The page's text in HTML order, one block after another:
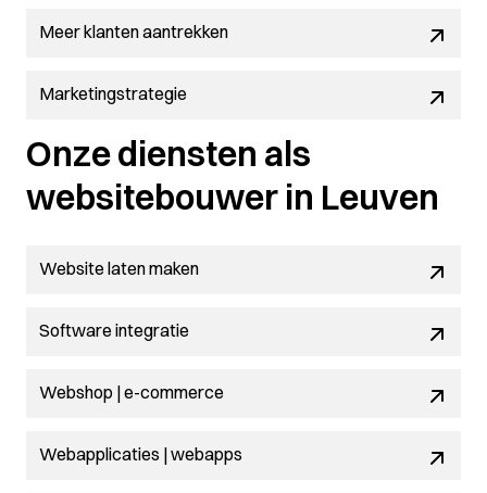
Meer klanten aantrekken
Marketingstrategie
Onze diensten als
websitebouwer in Leuven
Website laten maken
Software integratie
Webshop | e-commerce
Webapplicaties | webapps